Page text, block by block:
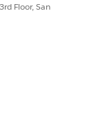
Floor, San